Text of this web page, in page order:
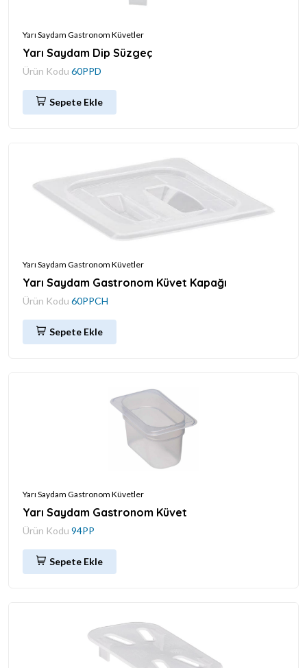
Yarı Saydam Gastronom Küvetler
Yarı Saydam Dip Süzgeç
Ürün Kodu 60PPD
Sepete Ekle
Yarı Saydam Gastronom Küvetler
Yarı Saydam Gastronom Küvet Kapağı
Ürün Kodu 60PPCH
Sepete Ekle
Yarı Saydam Gastronom Küvetler
Yarı Saydam Gastronom Küvet
Ürün Kodu 94PP
Sepete Ekle